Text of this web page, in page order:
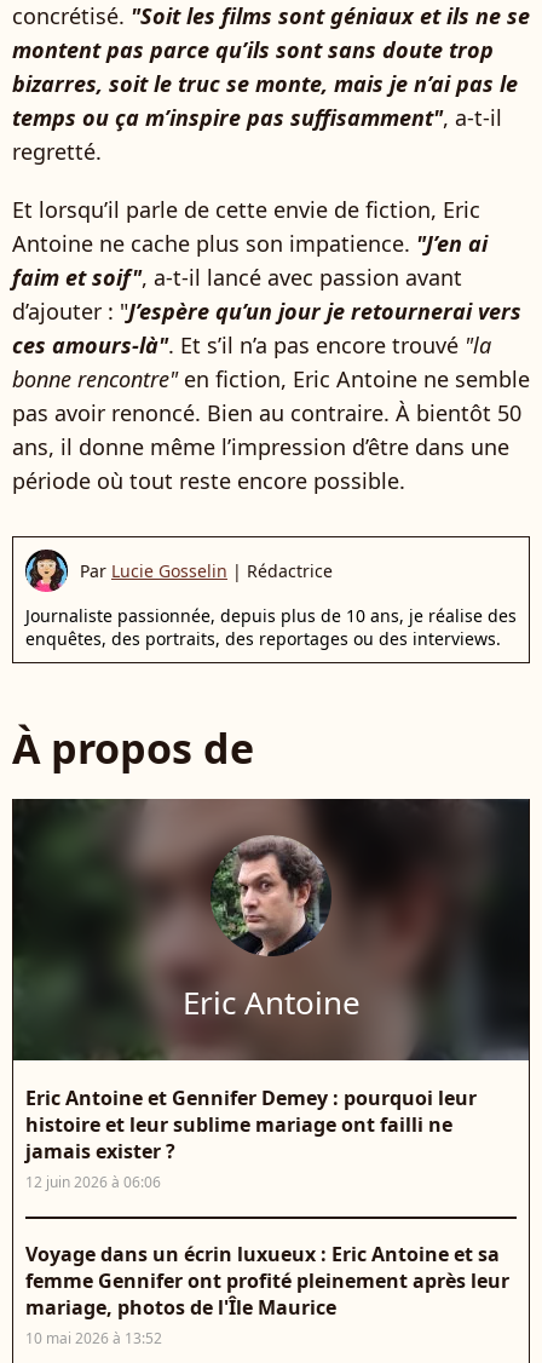
concrétisé. "Soit les films sont géniaux et ils ne se
montent pas parce qu’ils sont sans doute trop
bizarres, soit le truc se monte, mais je n’ai pas le
temps ou ça m’inspire pas suffisamment", a-t-il
regretté.
Et lorsqu’il parle de cette envie de fiction, Eric
Antoine ne cache plus son impatience. "J’en ai
faim et soif", a-t-il lancé avec passion avant
d’ajouter : "J’espère qu’un jour je retournerai vers
ces amours-là". Et s’il n’a pas encore trouvé "la
bonne rencontre" en fiction, Eric Antoine ne semble
pas avoir renoncé. Bien au contraire. À bientôt 50
ans, il donne même l’impression d’être dans une
période où tout reste encore possible.
Par Lucie Gosselin | Rédactrice
Journaliste passionnée, depuis plus de 10 ans, je réalise des
enquêtes, des portraits, des reportages ou des interviews.
À propos de
Eric Antoine
Eric Antoine et Gennifer Demey : pourquoi leur
histoire et leur sublime mariage ont failli ne
jamais exister ?
12 juin 2026 à 06:06
Voyage dans un écrin luxueux : Eric Antoine et sa
femme Gennifer ont profité pleinement après leur
mariage, photos de l'Île Maurice
10 mai 2026 à 13:52